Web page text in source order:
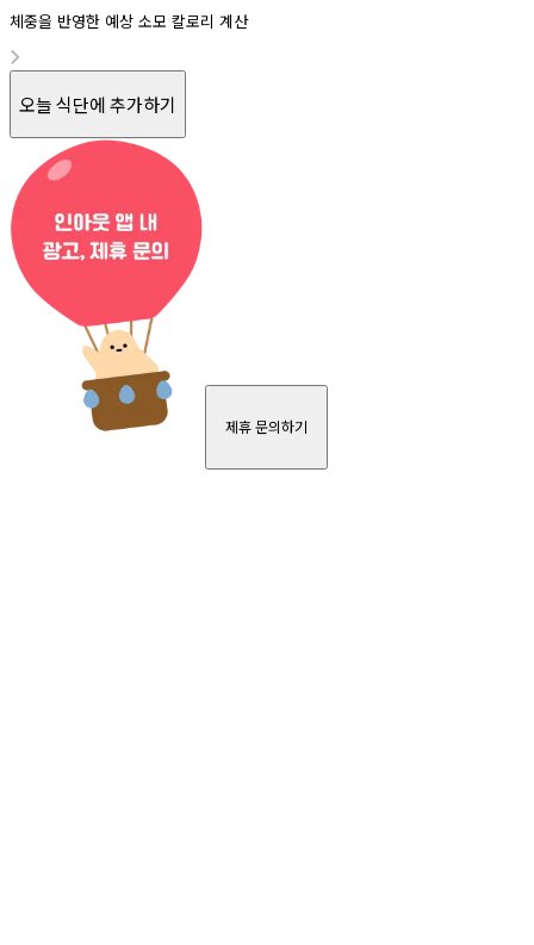
체중을 반영한 예상 소모 칼로리 계산
오늘 식단에 추가하기
제휴 문의하기